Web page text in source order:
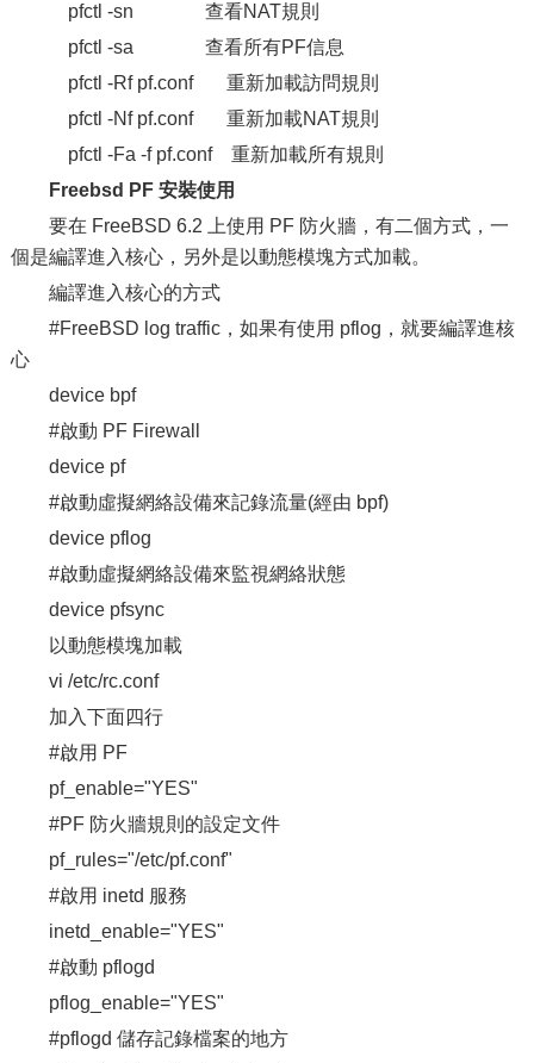
pfctl -sn 查看NAT規則
pfctl -sa 查看所有PF信息
pfctl -Rf pf.conf 重新加載訪問規則
pfctl -Nf pf.conf 重新加載NAT規則
pfctl -Fa -f pf.conf 重新加載所有規則
Freebsd PF 安裝使用
要在 FreeBSD 6.2 上使用 PF 防火牆，有二個方式，一
個是編譯進入核心，另外是以動態模塊方式加載。
編譯進入核心的方式
#FreeBSD log traffic，如果有使用 pflog，就要編譯進核
心
device bpf
#啟動 PF Firewall
device pf
#啟動虛擬網絡設備來記錄流量(經由 bpf)
device pflog
#啟動虛擬網絡設備來監視網絡狀態
device pfsync
以動態模塊加載
vi /etc/rc.conf
加入下面四行
#啟用 PF
pf_enable="YES"
#PF 防火牆規則的設定文件
pf_rules="/etc/pf.conf"
#啟用 inetd 服務
inetd_enable="YES"
#啟動 pflogd
pflog_enable="YES"
#pflogd 儲存記錄檔案的地方